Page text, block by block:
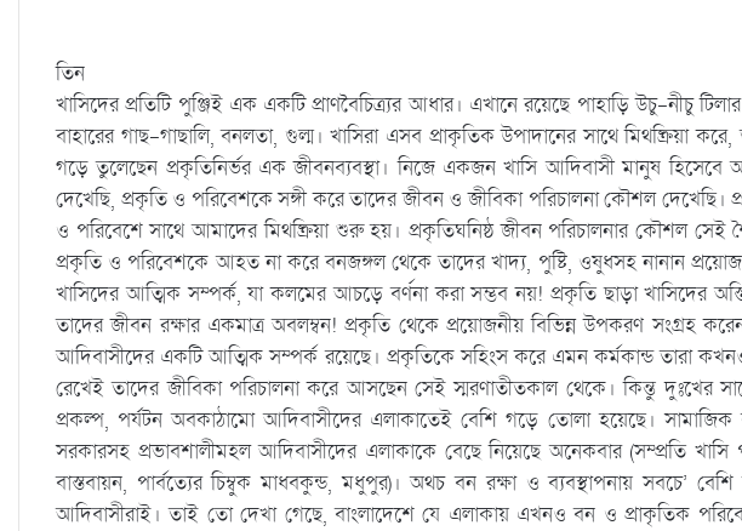
তিন
খাসিদের প্রতিটি পুঞ্জিই এক একটি প্রাণবৈচিত্র্যর আধার। এখানে রয়েছে পাহাড়ি উচু-নীচু
বাহারের গাছ-গাছালি, বনলতা, গুল্ম। খাসিরা এসব প্রাকৃতিক উপাদানের সাথে মিথষ্ক্রিয়া
গড়ে তুলেছেন প্রকৃতিনির্ভর এক জীবনব্যবস্থা। নিজে একজন খাসি আদিবাসী মানুষ হিসেবে
দেখেছি, প্রকৃতি ও পরিবেশকে সঙ্গী করে তাদের জীবন ও জীবিকা পরিচালনা কৌশল দেখেছি।
ও পরিবেশে সাথে আমাদের মিথষ্ক্রিয়া শুরু হয়। প্রকৃতিঘনিষ্ঠ জীবন পরিচালনার কৌশল সেই
প্রকৃতি ও পরিবেশকে আহত না করে বনজঙ্গল থেকে তাদের খাদ্য, পুষ্টি, ওষুধসহ নানান
খাসিদের আত্মিক সম্পর্ক, যা কলমের আচড়ে বর্ণনা করা সম্ভব নয়! প্রকৃতি ছাড়া খাসিদের
তাদের জীবন রক্ষার একমাত্র অবলম্বন! প্রকৃতি থেকে প্রয়োজনীয় বিভিন্ন উপকরণ সংগ্রহ
আদিবাসীদের একটি আত্মিক সম্পর্ক রয়েছে। প্রকৃতিকে সহিংস করে এমন কর্মকান্ড তারা
রেখেই তাদের জীবিকা পরিচালনা করে আসছেন সেই স্মরণাতীতকাল থেকে। কিন্তু দুঃখের
প্রকল্প, পর্যটন অবকাঠামো আদিবাসীদের এলাকাতেই বেশি গড়ে তোলা হয়েছে। সামাজিক
সরকারসহ প্রভাবশালীমহল আদিবাসীদের এলাকাকে বেছে নিয়েছে অনেকবার (সম্প্রতি
বাস্তবায়ন, পার্বত্যের চিম্বুক মাধবকুন্ড, মধুপুর)। অথচ বন রক্ষা ও ব্যবস্থাপনায় সবচে’
আদিবাসীরাই। তাই তো দেখা গেছে, বাংলাদেশে যে এলাকায় এখনও বন ও প্রাকৃতিক